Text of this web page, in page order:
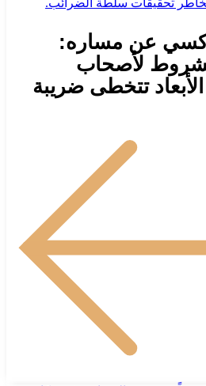
عن مساره:
لأصحاب
تتخطى ضريبة